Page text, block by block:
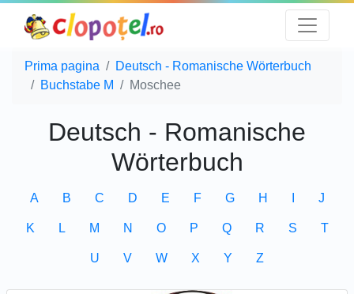
Prima pagina
Deutsch - Romanische Wörterbuch
Buchstabe M
Moschee
Deutsch - Romanische
Wörterbuch
A B C D E F G H J
K L M N O P Q R S T
U V W X Y Z